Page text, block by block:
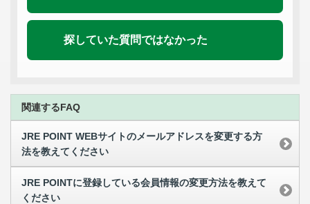
探していた質問ではなかった
関連するFAQ
JRE POINT WEBサイトのメールアドレスを変更する方
法を教えてください
JRE POINTに登録している会員情報の変更方法を教えて
ください